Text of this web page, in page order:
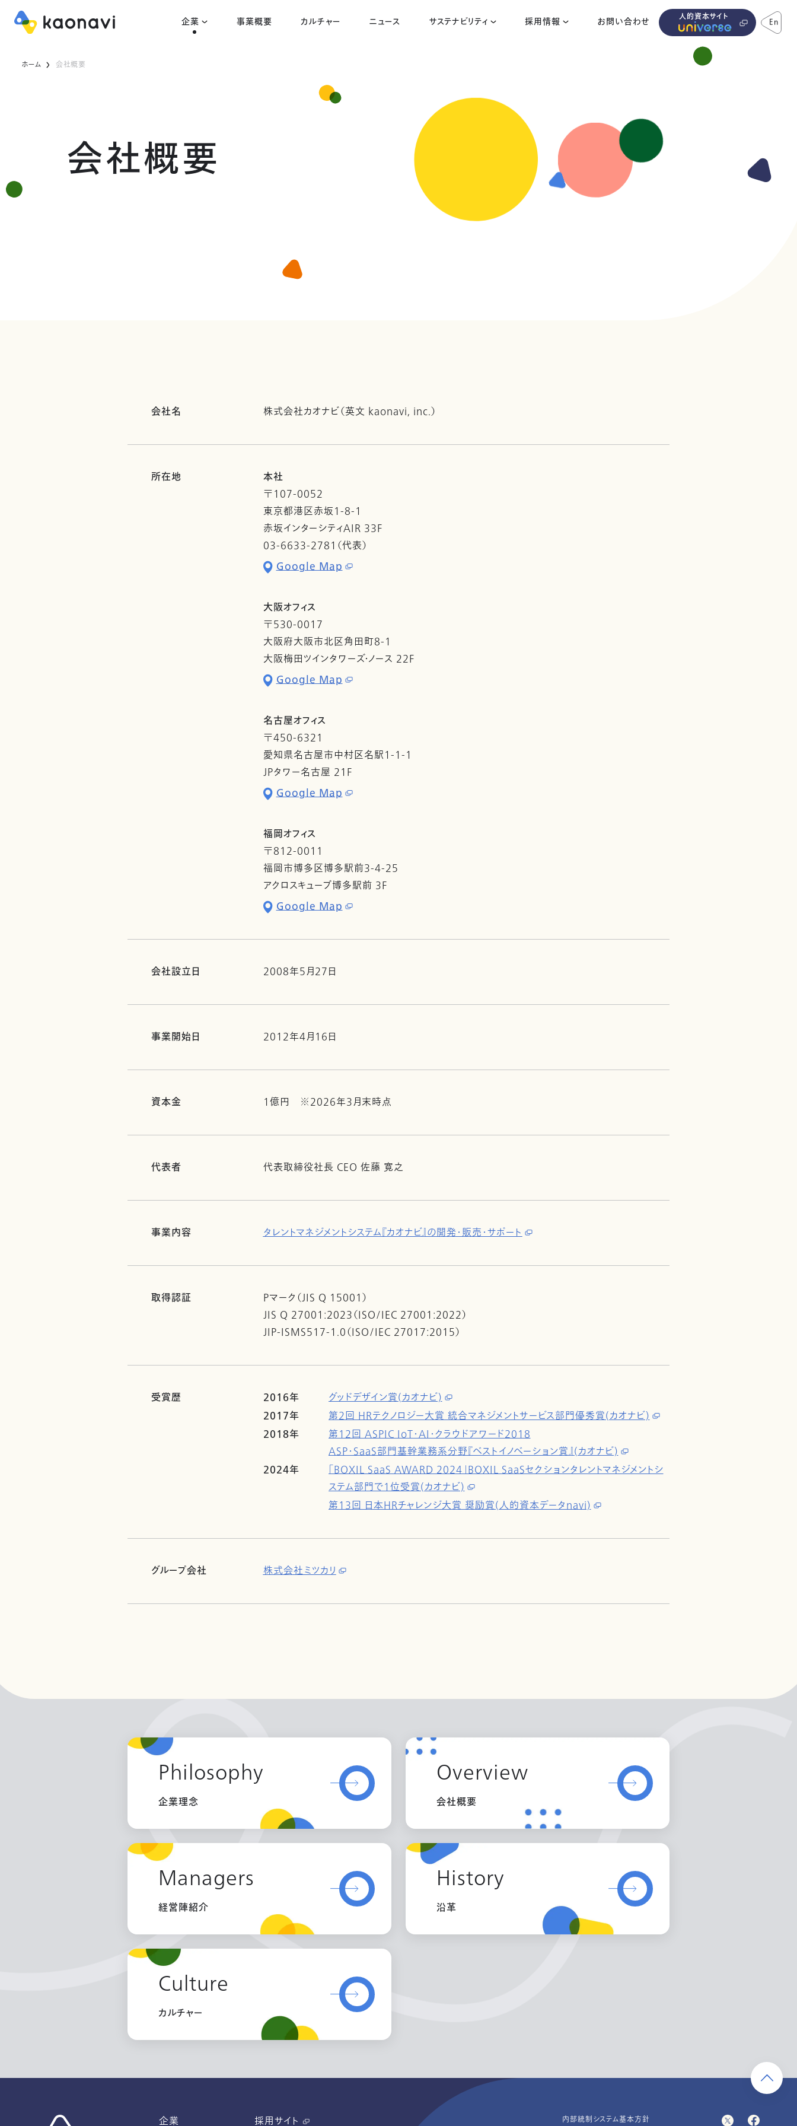
企業 事業概要 カルチャー ニュース サステナビリティ 採用情報 お問い合わせ 人的資本サイト En
ホーム 会社概要
会社概要
会社名 株式会社カオナビ（英文 kaonavi, inc.）
所在地
本社
〒107-0052
東京都港区赤坂1-8-1
赤坂インターシティAIR 33F
03-6633-2781（代表）
Google Map
大阪オフィス
〒530-0017
大阪府大阪市北区角田町8-1
大阪梅田ツインタワーズ・ノース 22F
Google Map
名古屋オフィス
〒450-6321
愛知県名古屋市中村区名駅1-1-1
JPタワー名古屋 21F
Google Map
福岡オフィス
〒812-0011
福岡市博多区博多駅前3-4-25
アクロスキューブ博多駅前 3F
Google Map
会社設立日 2008年5月27日
事業開始日 2012年4月16日
資本金 1億円 ※2026年3月末時点
代表者 代表取締役社長 CEO 佐藤 寛之
事業内容 タレントマネジメントシステム『カオナビ』の開発・販売・サポート
取得認証
Pマーク（JIS Q 15001）
JIS Q 27001:2023（ISO/IEC 27001:2022）
JIP-ISMS517-1.0（ISO/IEC 27017:2015）
受賞歴 2016年
グッドデザイン賞(カオナビ)
2017年
第2回 HRテクノロジー大賞 統合マネジメントサービス部門優秀賞(カオナビ)
2018年
第12回 ASPIC IoT・AI・クラウドアワード2018
ASP・SaaS部門基幹業務系分野『ベストイノベーション賞』(カオナビ)
2024年
「BOXIL SaaS AWARD 2024」BOXIL SaaSセクションタレントマネジメントシ
ステム部門で1位受賞(カオナビ)
第13回 日本HRチャレンジ大賞 奨励賞(人的資本データnavi)
グループ会社 株式会社ミツカリ
Philosophy
企業理念
Overview
会社概要
Managers
経営陣紹介
History
沿革
Culture
カルチャー
企業 採用サイト 内部統制システム基本方針